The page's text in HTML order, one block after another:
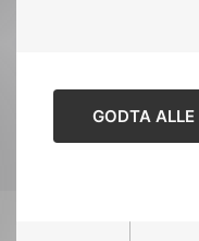
GODTA ALLE